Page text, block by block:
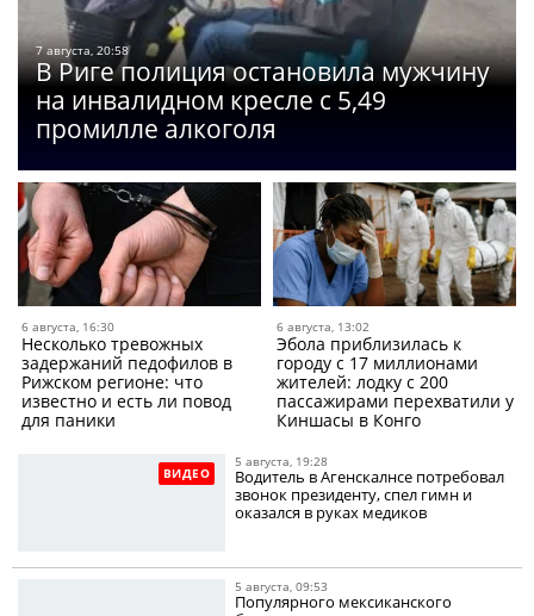
7 августа, 20:58
В Риге полиция остановила мужчину
на инвалидном кресле с 5,49
промилле алкоголя
6 августа, 16:30
Несколько тревожных
задержаний педофилов в
Рижском регионе: что
известно и есть ли повод
для паники
6 августа, 13:02
Эбола приблизилась к
городу с 17 миллионами
жителей: лодку с 200
пассажирами перехватили у
Киншасы в Конго
ВИДЕО
5 августа, 19:28
Водитель в Агенскалнсе потребовал
звонок президенту, спел гимн и
оказался в руках медиков
5 августа, 09:53
Популярного мексиканского